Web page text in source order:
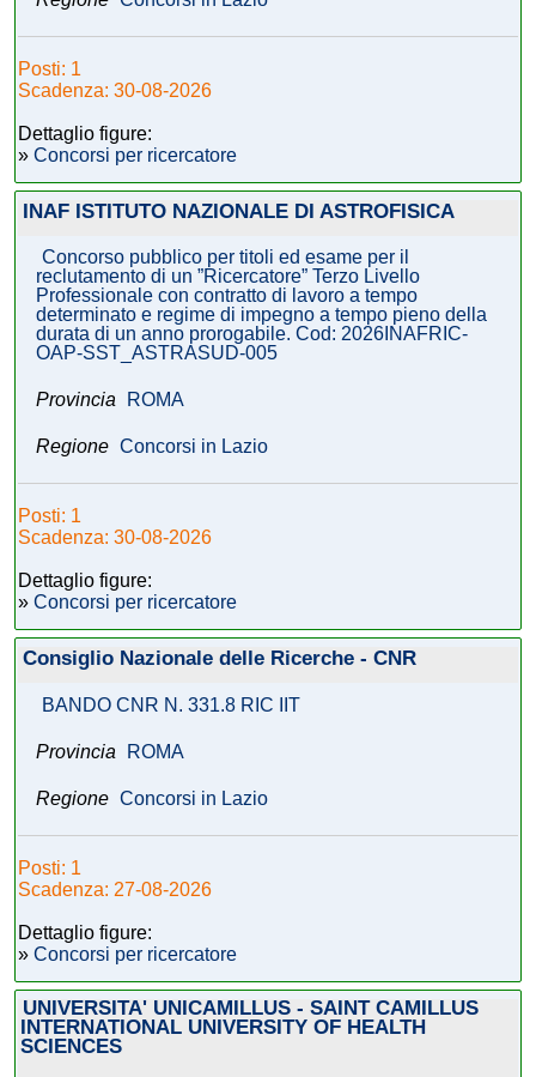
Posti: 1
Scadenza: 30-08-2026
Dettaglio figure:
» Concorsi per ricercatore
INAF ISTITUTO NAZIONALE DI ASTROFISICA
Concorso pubblico per titoli ed esame per il
reclutamento di un ”Ricercatore” Terzo Livello
Professionale con contratto di lavoro a tempo
determinato e regime di impegno a tempo pieno della
durata di un anno prorogabile. Cod: 2026INAFRIC-
OAP-SST_ASTRASUD-005
Provincia ROMA
Regione Concorsi in Lazio
Posti: 1
Scadenza: 30-08-2026
Dettaglio figure:
» Concorsi per ricercatore
Consiglio Nazionale delle Ricerche - CNR
BANDO CNR N. 331.8 RIC IIT
Provincia ROMA
Regione Concorsi in Lazio
Posti: 1
Scadenza: 27-08-2026
Dettaglio figure:
» Concorsi per ricercatore
UNIVERSITA' UNICAMILLUS - SAINT CAMILLUS
INTERNATIONAL UNIVERSITY OF HEALTH
SCIENCES